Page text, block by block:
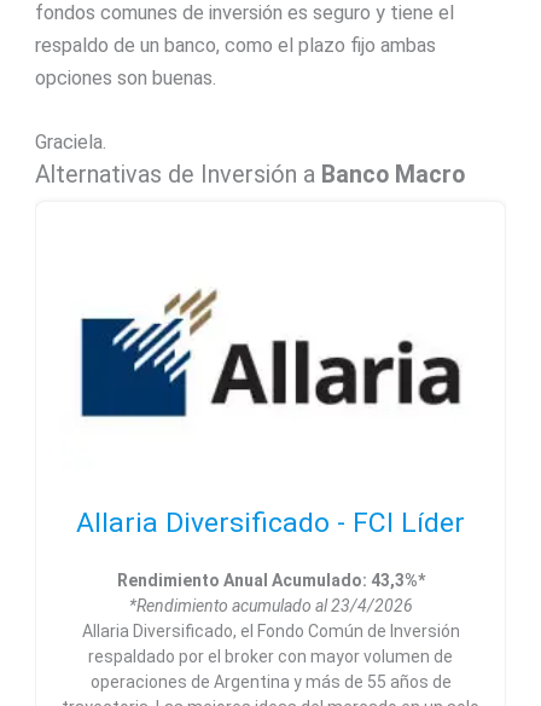
fondos comunes de inversión es seguro y tiene el
respaldo de un banco, como el plazo fijo ambas
opciones son buenas.
Graciela.
Alternativas de Inversión a Banco Macro
Allaria Diversificado - FCI Líder
Rendimiento Anual Acumulado: 43,3%*
*Rendimiento acumulado al 23/4/2026
Allaria Diversificado, el Fondo Común de Inversión
respaldado por el broker con mayor volumen de
operaciones de Argentina y más de 55 años de